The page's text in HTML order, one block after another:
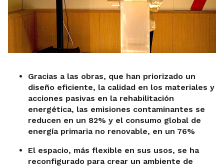
Gracias a las obras, que han priorizado un
diseño eficiente, la calidad en los materiales y
acciones pasivas en la rehabilitación
energética, las emisiones contaminantes se
reducen en un 82% y el consumo global de
energía primaria no renovable, en un 76%
El espacio, más flexible en sus usos, se ha
reconfigurado para crear un ambiente de